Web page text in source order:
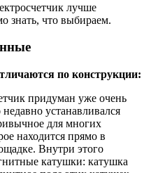
лучше
знать, что выбираем.
по конструкции:
придуман уже очень
устанавливался
для многих
находится прямо в
Внутри этого
катушки: катушка